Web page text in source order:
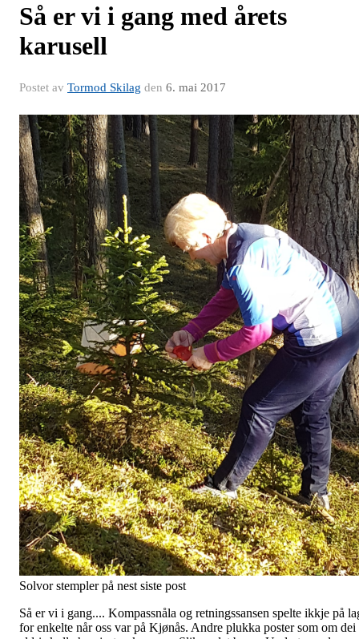
Så er vi i gang med årets
karusell
Postet av Tormod Skilag den 6. mai 2017
Solvor stempler på nest siste post
Så er vi i gang.... Kompassnåla og retningssansen spelte ikkje på
for enkelte når oss var på Kjønås. Andre plukka poster som om dei